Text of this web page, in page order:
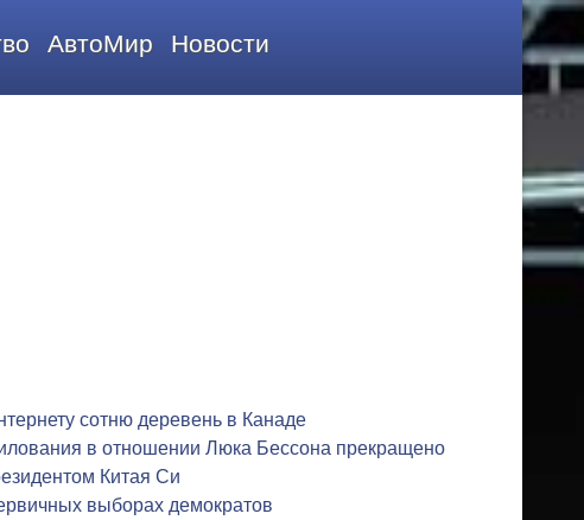
АвтоМир Новости
сотню деревень в Канаде
в отношении Люка Бессона прекращено
Китая Си
выборах демократов